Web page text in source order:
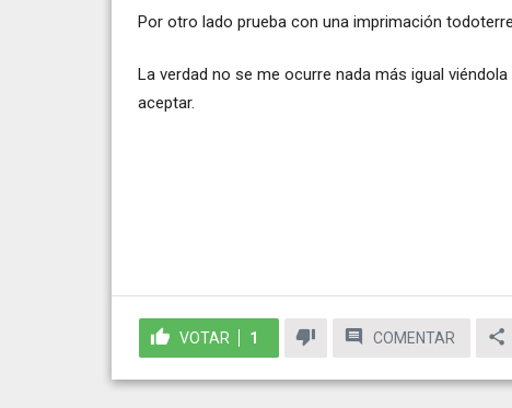
Por otro lado prueba con una imprimación
La verdad no se me ocurre nada más igual
aceptar.
VOTAR 1 COMENTAR